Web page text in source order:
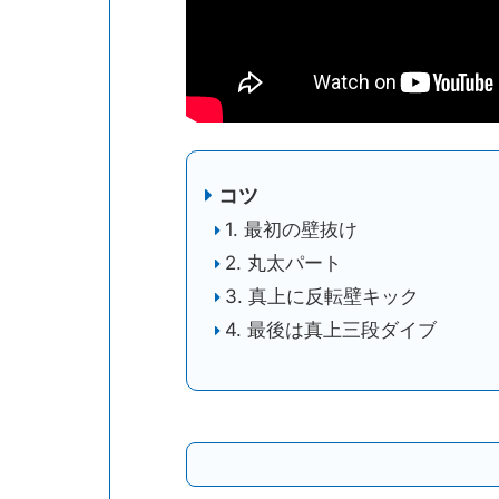
コツ
1. 最初の壁抜け
2. 丸太パート
3. 真上に反転壁キック
4. 最後は真上三段ダイブ